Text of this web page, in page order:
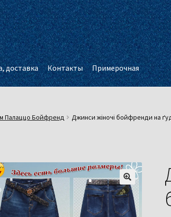
доставка Контакты Примерочная
Палаццо Бойфренд Джинси жіночі бойфренди на